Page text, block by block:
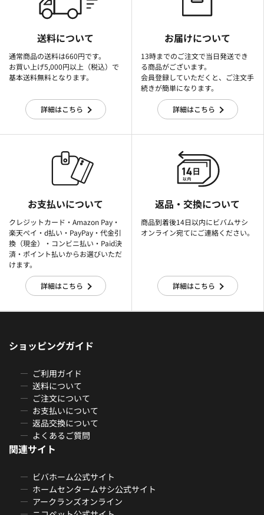
送料について
通常商品の送料は660円です。
お買い上げ5,000円以上（税込）で
基本送料無料となります。
詳細はこちら
お届けについて
13時までのご注文で当日発送でき
る商品がございます。
会員登録していただくと、ご注文手
続きが簡単になります。
詳細はこちら
お支払いについて
クレジットカード・Amazon Pay・
楽天ぺイ・d払い・PayPay・代金引
換（現金）・コンビニ払い・Paid決
済・ポイント払いからお選びいただ
けます。
詳細はこちら
返品・交換について
商品到着後14日以内にビバムサシ
オンライン宛てにご連絡ください。
詳細はこちら
ショッピングガイド
ご利用ガイド
送料について
ご注文について
お支払いについて
返品交換について
よくあるご質問
関連サイト
ビバホーム公式サイト
ホームセンタームサシ公式サイト
アークランズオンライン